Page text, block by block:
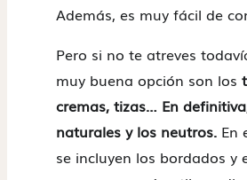
Además, es muy fácil de
Pero si no te atreves
muy buena opción son los
cremas, tizas… En
naturales y los neutros. En
se incluyen los bordados y